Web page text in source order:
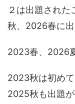
２は出題され
秋、2026春に出
2023春、2026
2023秋は初めて
2025秋も出題